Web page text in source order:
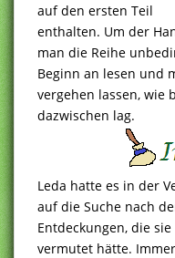
auf den ersten Teil
enthalten. Um der
man die Reihe
Beginn an lesen und
vergehen lassen, wie
dazwischen lag.
Leda hatte es in der
auf die Suche nach
Entdeckungen, die
vermutet hätte.